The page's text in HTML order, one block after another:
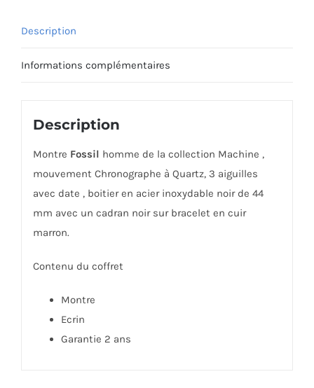
Description
Informations complémentaires
Description
Montre Fossil homme de la collection Machine ,
mouvement Chronographe à Quartz, 3 aiguilles
avec date , boitier en acier inoxydable noir de 44
mm avec un cadran noir sur bracelet en cuir
marron.
Contenu du coffret
Montre
Ecrin
Garantie 2 ans